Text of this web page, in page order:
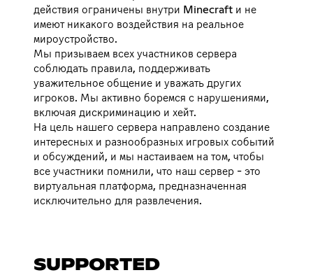
действия ограничены внутри Minecraft и не
имеют никакого воздействия на реальное
мироустройство.
Мы призываем всех участников сервера
соблюдать правила, поддерживать
уважительное общение и уважать других
игроков. Мы активно боремся с нарушениями,
включая дискриминацию и хейт.
На цель нашего сервера направлено создание
интересных и разнообразных игровых событий
и обсуждений, и мы настаиваем на том, чтобы
все участники помнили, что наш сервер - это
виртуальная платформа, предназначенная
исключительно для развлечения.
SUPPORTED